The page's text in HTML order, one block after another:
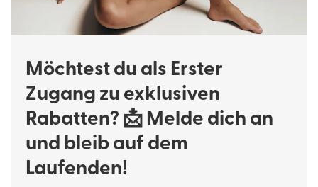
Möchtest du als Erster
Zugang zu exklusiven
Rabatten? 📩 Melde dich an
und bleib auf dem
Laufenden!